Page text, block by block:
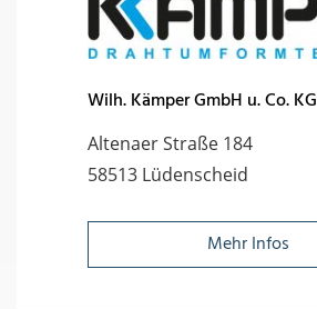
Wilh. Kämper GmbH u. Co. KG
Altenaer Straße 184
58513 Lüdenscheid
Mehr Infos